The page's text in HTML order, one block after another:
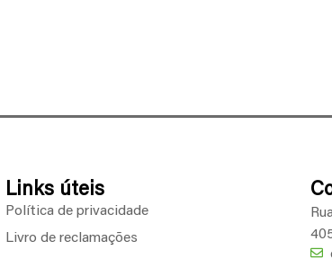
Links úteis
Política de privacidade
Livro de reclamações